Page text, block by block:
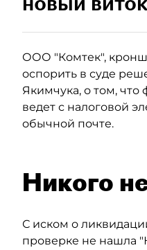
ООО "Комтек",
оспорить в суде
Якимчука, о том, что
ведет с налоговой
обычной почте.
Никого
С иском о
проверке не нашла